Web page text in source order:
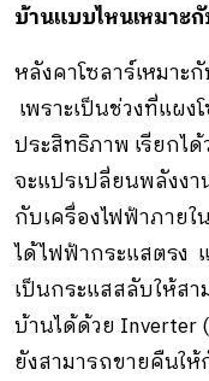
บ้านแบบไหนเหมาะ
หลังคาโซลาร์เหมาะ
เพราะเป็นช่วงที่แผง
ประสิทธิภาพ เรียก
จะแปรเปลี่ยนพลังง
กับเครื่องไฟฟ้าภาย
ได้ไฟฟ้ากระแสตรง
เป็นกระแสสลับให้สา
บ้านได้ด้วย
ยังสามารถขายคืนใ